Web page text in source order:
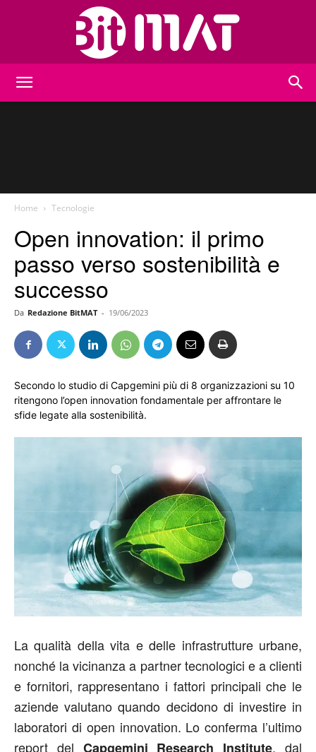
Home Tecnologie
Open innovation: il primo
passo verso sostenibilità e
successo
Da Redazione BitMAT - 19/06/2023
Secondo lo studio di Capgemini più di 8 organizzazioni su 10
ritengono l’open innovation fondamentale per affrontare le
sfide legate alla sostenibilità.
La qualità della vita e delle infrastrutture urbane,
nonché la vicinanza a partner tecnologici e a clienti
e fornitori, rappresentano i fattori principali che le
aziende valutano quando decidono di investire in
laboratori di open innovation. Lo conferma l’ultimo
report del Capgemini Research Institute, dal